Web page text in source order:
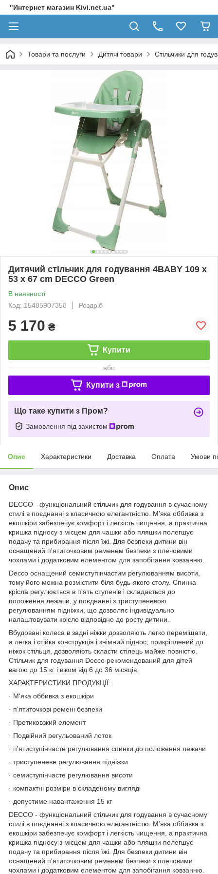
"Интернет магазин Kivi.net.ua"
Товари та послуги Дитячі товари Стільчики для
Дитячий стільчик для годування 4BABY 109 x
53 x 67 cm DECCO Green
В наявності
Код: 15485907358
Роздріб
5 170 ₴
Купити
або
Купити з
Що таке купити з Пром?
Замовлення під захистом
Опис Характеристики Доставка Оплата Умови
Опис
DECCO - функціональний стільчик для годування в сучасному
стилі в поєднанні з класичною елегантністю. М’яка оббивка з
екошкіри забезпечує комфорт і легкість чищення, а практична
кришка підносу з місцем для чашки або пляшки полегшує
подачу та прибирання після їжі. Для безпеки дитини він
оснащений п'ятиточковим ременем безпеки з плечовими
чохлами і додатковим елементом для запобігання ковзанню.
Decco оснащений семиступінчастим регулюванням висоти,
тому його можна розмістити біля будь-якого столу. Спинка
крісла регулюється в п'ять ступенів і складається до
положення лежачи, у поєднанні з триступеневою
регулюванням підніжки, що дозволяє індивідуально
налаштовувати крісло відповідно до росту дитини.
Вбудовані колеса в задні ніжки дозволяють легко переміщати,
а легка і стійка конструкція і знімний піднос, прикріплений до
ніжок стільця, дозволяють скласти стілець майже повністю.
Стільчик для годування Decco рекомендований для дітей
вагою до 15 кг і віком від 6 до 36 місяців.
ХАРАКТЕРИСТИКИ ПРОДУКЦІЇ:
· М'яка оббивка з екошкіри
· п'ятиточкові ремені безпеки
· Протиковзкий елемент
· Подвійний регульований лоток
· п'ятиступінчасте регулювання спинки до положення лежачи
· триступеневе регулювання підніжки
· семиступінчасте регулювання висоти
· компактні розміри в складеному вигляді
· допустиме навантаження 15 кг
DECCO - функціональний стільчик для годування в сучасному
стилі в поєднанні з класичною елегантністю. М’яка оббивка з
екошкіри забезпечує комфорт і легкість чищення, а практична
кришка підносу з місцем для чашки або пляшки полегшує
подачу та прибирання після їжі. Для безпеки дитини він
оснащений п'ятиточковим ременем безпеки з плечовими
чохлами і додатковим елементом для запобігання ковзанню.